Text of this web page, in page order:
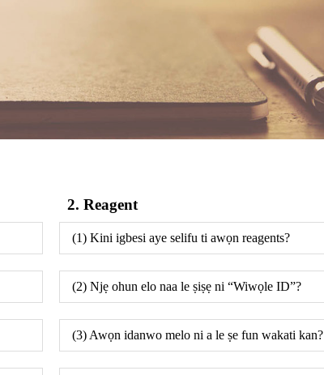
2. Reagent
(1) Kini igbesi aye selifu ti awọn reagents?
(2) Njẹ ohun elo naa le ṣiṣẹ ni “Wiwọle ID”?
(3) Awọn idanwo melo ni a le ṣe fun wakati kan?